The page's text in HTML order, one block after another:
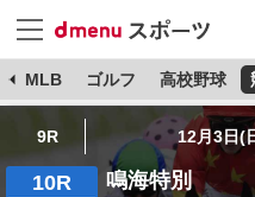
MLB ゴルフ 高校野球
9R 12月3日(
10R 鳴海特別